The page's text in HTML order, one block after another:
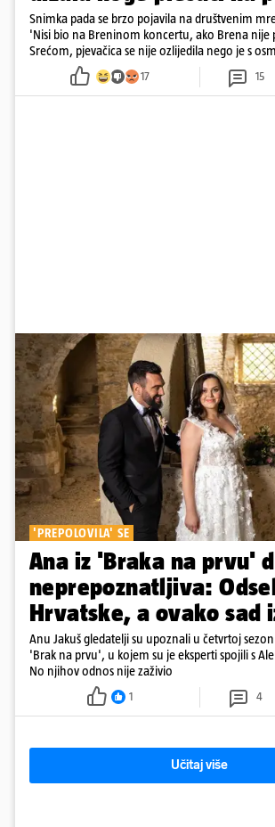
Snimka pada se brzo pojavila na društvenim
'Nisi bio na Breninom koncertu, ako Brena nije
Srećom, pjevačica se nije ozlijedila nego je s
17 15
'PREPOLOVILA' SE
Ana iz 'Braka na prvu'
neprepoznatljiva:
Hrvatske, a ovako sad
Anu Jakuš gledatelji su upoznali u četvrtoj
'Brak na prvu', u kojem su je eksperti spojili s
No njihov odnos nije zaživio
1 4
Učitaj više